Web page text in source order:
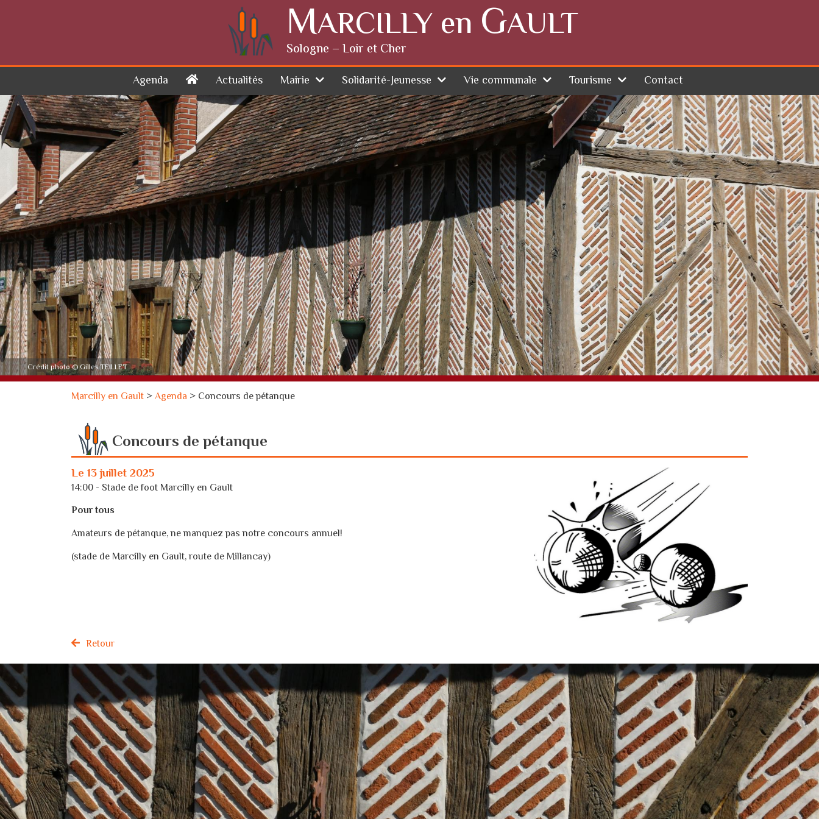
MARCILLY en GAULT
Sologne – Loir et Cher
Agenda Actualités Mairie Solidarité-Jeunesse Vie communale Tourisme Contact
Crédit photo © Gilles TEILLET
Marcilly en Gault >Agenda > Concours de pétanque
Concours de pétanque
Le 13 juillet 2025
14:00 - Stade de foot Marcilly en Gault
Pour tous
Amateurs de pétanque, ne manquez pas notre concours annuel!
(stade de Marcilly en Gault, route de Millancay)
Retour